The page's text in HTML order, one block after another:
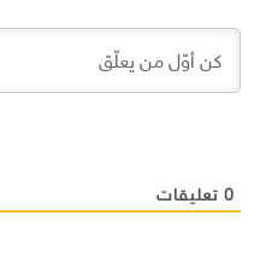
0 تعليقات